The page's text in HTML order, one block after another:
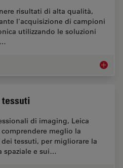
risultati di alta qualità,
l'acquisizione di campioni
utilizzando le soluzioni
Flussi
di imaging, Leica
meglio la
tessuti, per migliorare la
spaziale e sui…